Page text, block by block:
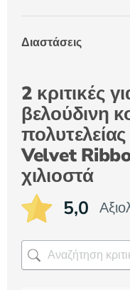
Διαστάσεις
2 κριτικές
βελούδινη
Velvet
χιλιοστά
5,0